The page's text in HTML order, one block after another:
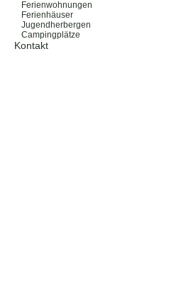
Ferienwohnungen
Ferienhäuser
Jugendherbergen
Campingplätze
Kontakt